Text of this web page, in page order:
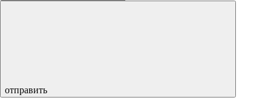
отправить